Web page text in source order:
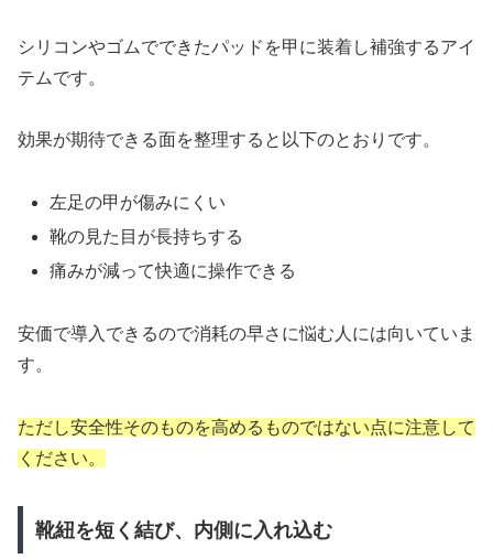
シリコンやゴムでできたパッドを甲に装着し補強するアイ
テムです。
効果が期待できる面を整理すると以下のとおりです。
左足の甲が傷みにくい
靴の見た目が長持ちする
痛みが減って快適に操作できる
安価で導入できるので消耗の早さに悩む人には向いていま
す。
ただし安全性そのものを高めるものではない点に注意して
ください。
靴紐を短く結び、内側に入れ込む